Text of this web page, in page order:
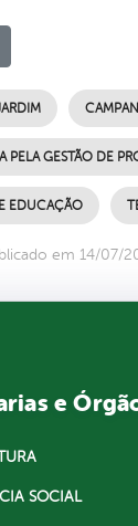
PELA GESTÃO DE
EDUCAÇÃO
em 14/07/
e
SOCIAL